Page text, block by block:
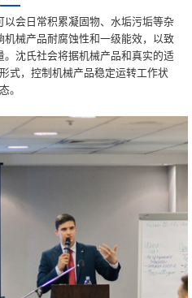
会日常积累凝固物、水垢污垢等杂
械产品耐腐蚀性和一级能效，以致
沈氏社会将据机械产品和真实的适
式，控制机械产品稳定运转工作状
态。